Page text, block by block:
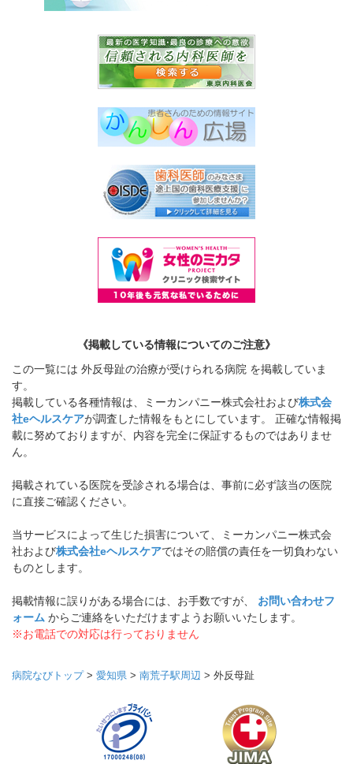
《掲載している情報についてのご注意》
この一覧には 外反母趾の治療が受けられる病院 を掲載していま
す。
掲載している各種情報は、ミーカンパニー株式会社および株式会
社eヘルスケアが調査した情報をもとにしています。 正確な情報掲
載に努めておりますが、内容を完全に保証するものではありませ
ん。
掲載されている医院を受診される場合は、事前に必ず該当の医院
に直接ご確認ください。
当サービスによって生じた損害について、ミーカンパニー株式会
社および株式会社eヘルスケアではその賠償の責任を一切負わない
ものとします。
掲載情報に誤りがある場合には、お手数ですが、 お問い合わせフ
ォーム からご連絡をいただけますようお願いいたします。
※お電話での対応は行っておりません
病院なびトップ> 愛知県 > 南荒子駅周辺 > 外反母趾